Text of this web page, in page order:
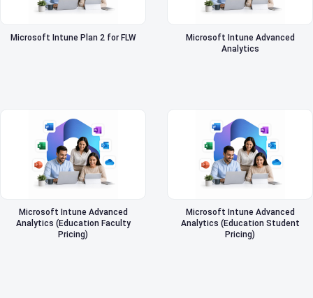
Microsoft Intune Plan 2 for FLW
Microsoft Intune Advanced
Analytics
Microsoft Intune Advanced
Analytics (Education Faculty
Pricing)
Microsoft Intune Advanced
Analytics (Education Student
Pricing)